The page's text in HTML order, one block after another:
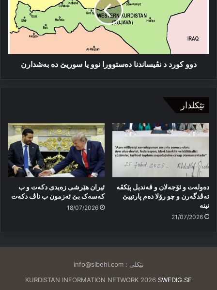
دەستوورا
سوریێ
دە
بەشدارن
دوو كورد د نڤیساندنا دەستوورا نوو یا سوریێ دە بەشدارن
تێکلدار
دەولەت و ئۆجەلان و قەندیل پێکڤە
تەڤدگەرن و چو رۆلا دەم پارتییێ
نینە
21/07/2026
ئیران هێرشی زەیدی دکەت و ب
کەسەک بێ ئەزمون ب ناڤ دکەت
18/07/2026
تێکلی :info@sibehi.com
KURDISTAN INFORMATION NETWORK 2026 SWEDIG.SE